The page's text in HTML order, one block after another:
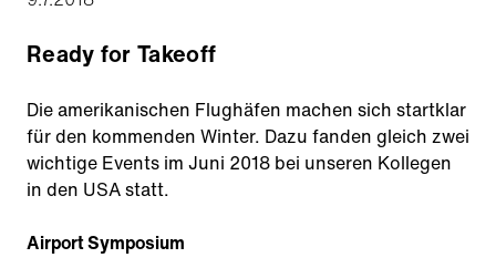
Ready for Takeoff
Die amerikanischen Flughäfen machen sich startklar
für den kommenden Winter. Dazu fanden gleich zwei
wichtige Events im Juni 2018 bei unseren Kollegen
in den USA statt.
Airport Symposium